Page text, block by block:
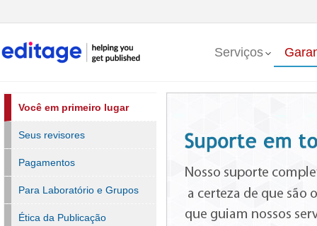
Serviços
Você em primeiro lugar
Seus revisores
Pagamentos
Para Laboratório e Grupos
Ética da Publicação